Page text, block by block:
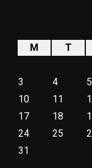
M
T
3
4 5
10
11
17
18
24
25
31